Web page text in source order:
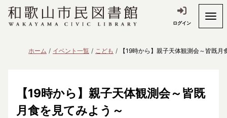
ログイン
ホーム イベント一覧 こども 【19時から】親子天体観測会～皆既月
【19時から】親子天体観測会～皆既
月食を見てみよう～